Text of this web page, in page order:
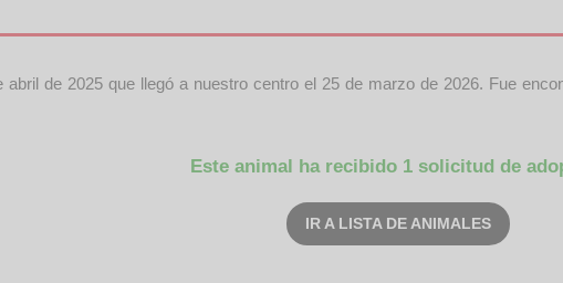
de 2025 que llegó a nuestro centro el 25 de marzo de 2026. Fue
Este animal ha recibido 1 solicitud de
IR A LISTA DE ANIMALES